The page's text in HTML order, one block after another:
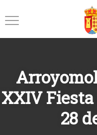
XXIV
28